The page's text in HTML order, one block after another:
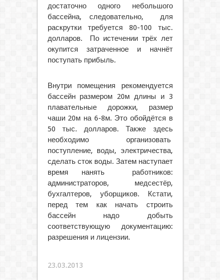
достаточно одного небольшого
бассейна, следовательно, для
раскрутки требуется 80-100 тыс.
долларов. По истечении трёх лет
окупится затраченное и начнёт
поступать прибыль.
Внутри помещения рекомендуется
бассейн размером 20м длины и 3
плавательные дорожки, размер
чаши 20м на 6-8м. Это обойдётся в
50 тыс. долларов. Также здесь
необходимо организовать
поступление, воды, электричества,
сделать сток воды. Затем наступает
время нанять работников:
администраторов, медсестёр,
бухгалтеров, уборщиков. Кстати,
перед тем как начать строить
бассейн надо добыть
соответствующую документацию:
разрешения и лицензии.
23.03.2013